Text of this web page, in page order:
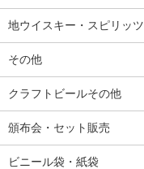
地ウイスキー・スピリッツ
その他
クラフトビールその他
頒布会・セット販売
ビニール袋・紙袋